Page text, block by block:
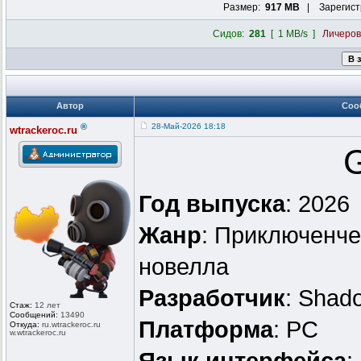
Размер: 917 MB |
Сидов: 281 [ 1 MB/s ]
Автор
wtrackeroc.ru ®
Стаж: 12 лет
Сообщений: 13490
Откуда: ru.wtrackeroc.ru
w.wtrackeroc .ru
28-Май-2026 18:18
Год выпуска: 2026
Жанр:
новелла
Разработчик:
Платформа: PC